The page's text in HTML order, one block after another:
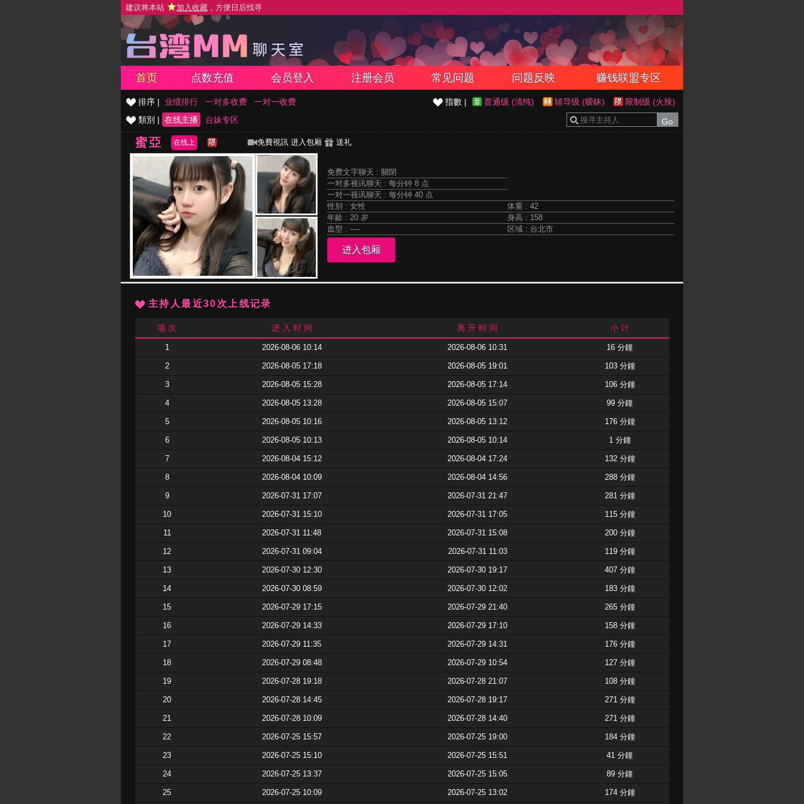
建议将本站 加入收藏 ，方便日后找寻
首页 点数充值 会员登入 注册会员 常见问题 问题反映 赚钱联盟专区
排序 | 业绩排行 一对多收费 一对一收费 指數 | 普通级 (清纯) 辅导级 (暧昧)
限制级 (火辣)
類別 | 在线主播 台妹专区
蜜亞 在线上 免費視訊 进入包厢 送礼
免费文字聊天 : 關閉
一对多视讯聊天 : 每分钟 8 点
一对一视讯聊天 : 每分钟 40 点
性别 : 女性
体重 : 42
年龄 : 20 岁
身高 : 158
血型 : ----
区域 : 台北市
进入包厢
主持人最近30次上线记录
项 次 进 入 时 间 离 开 时 间 小 计
1 2026-08-06 10:14 2026-08-06 10:31 16 分鐘
2 2026-08-05 17:18 2026-08-05 19:01 103 分鐘
3 2026-08-05 15:28 2026-08-05 17:14 106 分鐘
4 2026-08-05 13:28 2026-08-05 15:07 99 分鐘
5 2026-08-05 10:16 2026-08-05 13:12 176 分鐘
6 2026-08-05 10:13 2026-08-05 10:14 1 分鐘
7 2026-08-04 15:12 2026-08-04 17:24 132 分鐘
8 2026-08-04 10:09 2026-08-04 14:56 288 分鐘
9 2026-07-31 17:07 2026-07-31 21:47 281 分鐘
10 2026-07-31 15:10 2026-07-31 17:05 115 分鐘
11 2026-07-31 11:48 2026-07-31 15:08 200 分鐘
12 2026-07-31 09:04 2026-07-31 11:03 119 分鐘
13 2026-07-30 12:30 2026-07-30 19:17 407 分鐘
14 2026-07-30 08:59 2026-07-30 12:02 183 分鐘
15 2026-07-29 17:15 2026-07-29 21:40 265 分鐘
16 2026-07-29 14:33 2026-07-29 17:10 158 分鐘
17 2026-07-29 11:35 2026-07-29 14:31 176 分鐘
18 2026-07-29 08:48 2026-07-29 10:54 127 分鐘
19 2026-07-28 19:18 2026-07-28 21:07 108 分鐘
20 2026-07-28 14:45 2026-07-28 19:17 271 分鐘
21 2026-07-28 10:09 2026-07-28 14:40 271 分鐘
22 2026-07-25 15:57 2026-07-25 19:00 184 分鐘
23 2026-07-25 15:10 2026-07-25 15:51 41 分鐘
24 2026-07-25 13:37 2026-07-25 15:05 89 分鐘
25 2026-07-25 10:09 2026-07-25 13:02 174 分鐘